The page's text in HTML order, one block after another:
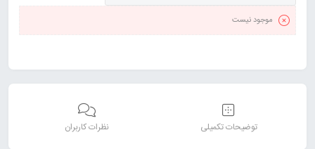
موجود نیست
توضیحات تکمیلی نظرات کاربران